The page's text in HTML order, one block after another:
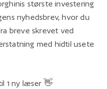
største investering
nyhedsbrev, hvor du
breve skrevet ved
med hidtil usete
1 ny læser 👋